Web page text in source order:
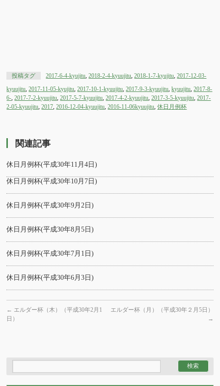
投稿タグ 2017-6-4-kyujitu,2018-2-4-kyuujitu,2018-1-7-kyujitu,2017-12-03-
kyuujitu,2017-11-05-kyujitu,2017-10-1-kyuujitu,2017-9-3-kyuujitu,kyuujitu,2017-8-
6-,2017-7-2-kyuujitu,2017-5-7-kyuujitu,2017-4-2-kyuujitu,2017-3-5-kyuujitu,2017-
2-05-kyuujitu,2017,2016-12-04-kyuujitu,2016-11-06kyuujitu,休日月例杯
関連記事
休日月例杯(平成30年11月4日)
休日月例杯(平成30年10月7日)
休日月例杯(平成30年9月2日)
休日月例杯(平成30年8月5日)
休日月例杯(平成30年7月1日)
休日月例杯(平成30年6月3日)
← エルダー杯（木）（平成30年2月1
日）
エルダー杯（月）（平成30年２月5日）
→